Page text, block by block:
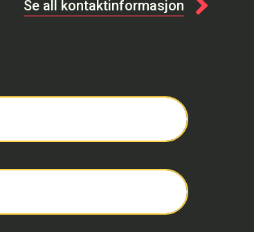
Se all kontaktinformasjon